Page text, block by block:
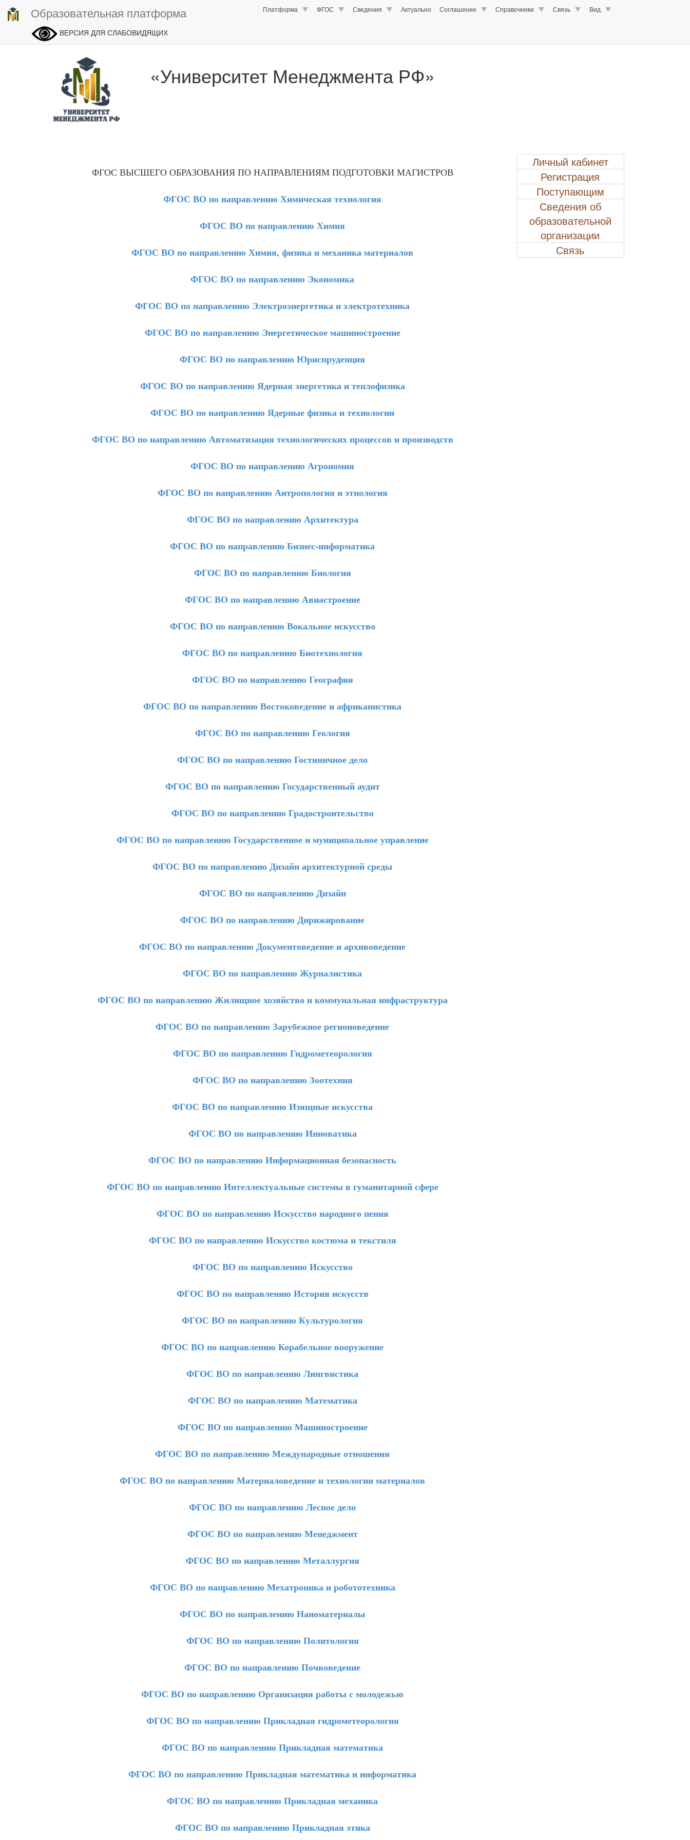
Образовательная платформа
ВЕРСИЯ ДЛЯ СЛАБОВИДЯЩИХ
Платформа ФГОС Сведения Актуально Соглашение Справочники Связь Вид
«Университет Менеджмента РФ»
ФГОС ВЫСШЕГО ОБРАЗОВАНИЯ ПО НАПРАВЛЕНИЯМ ПОДГОТОВКИ МАГИСТРОВ
ФГОС ВО по направлению Химическая технология
ФГОС ВО по направлению Химия
ФГОС ВО по направлению Химия, физика и механика материалов
ФГОС ВО по направлению Экономика
ФГОС ВО по направлению Электроэнергетика и электротехника
ФГОС ВО по направлению Энергетическое машиностроение
ФГОС ВО по направлению Юриспруденция
ФГОС ВО по направлению Ядерная энергетика и теплофизика
ФГОС ВО по направлению Ядерные физика и технологии
ФГОС ВО по направлению Автоматизация технологических процессов и производств
ФГОС ВО по направлению Агрономия
ФГОС ВО по направлению Антропология и этнология
ФГОС ВО по направлению Архитектура
ФГОС ВО по направлению Бизнес-информатика
ФГОС ВО по направлению Биология
ФГОС ВО по направлению Авиастроение
ФГОС ВО по направлению Вокальное искусство
ФГОС ВО по направлению Биотехнология
ФГОС ВО по направлению География
ФГОС ВО по направлению Востоковедение и африканистика
ФГОС ВО по направлению Геология
ФГОС ВО по направлению Гостиничное дело
ФГОС ВО по направлению Государственный аудит
ФГОС ВО по направлению Градостроительство
ФГОС ВО по направлению Государственное и муниципальное управление
ФГОС ВО по направлению Дизайн архитектурной среды
ФГОС ВО по направлению Дизайн
ФГОС ВО по направлению Дирижирование
ФГОС ВО по направлению Документоведение и архивоведение
ФГОС ВО по направлению Журналистика
ФГОС ВО по направлению Жилищное хозяйство и коммунальная инфраструктура
ФГОС ВО по направлению Зарубежное регионоведение
ФГОС ВО по направлению Гидрометеорология
ФГОС ВО по направлению Зоотехния
ФГОС ВО по направлению Изящные искусства
ФГОС ВО по направлению Инноватика
ФГОС ВО по направлению Информационная безопасность
ФГОС ВО по направлению Интеллектуальные системы в гуманитарной сфере
ФГОС ВО по направлению Искусство народного пения
ФГОС ВО по направлению Искусство костюма и текстиля
ФГОС ВО по направлению Искусство
ФГОС ВО по направлению История искусств
ФГОС ВО по направлению Культурология
ФГОС ВО по направлению Корабельное вооружение
ФГОС ВО по направлению Лингвистика
ФГОС ВО по направлению Математика
ФГОС ВО по направлению Машиностроение
ФГОС ВО по направлению Международные отношения
ФГОС ВО по направлению Материаловедение и технологии материалов
ФГОС ВО по направлению Лесное дело
ФГОС ВО по направлению Менеджмент
ФГОС ВО по направлению Металлургия
ФГОС ВО по направлению Мехатроника и робототехника
ФГОС ВО по направлению Наноматериалы
ФГОС ВО по направлению Политология
ФГОС ВО по направлению Почвоведение
ФГОС ВО по направлению Организация работы с молодежью
ФГОС ВО по направлению Прикладная гидрометеорология
ФГОС ВО по направлению Прикладная математика
ФГОС ВО по направлению Прикладная математика и информатика
ФГОС ВО по направлению Прикладная механика
ФГОС ВО по направлению Прикладная этика
Личный кабинет
Регистрация
Поступающим
Сведения об
образовательной
организации
Связь